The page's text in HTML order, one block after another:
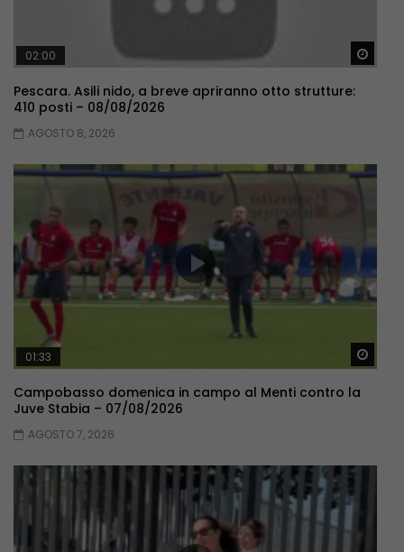
02:00
Pescara. Asili nido, a breve apriranno otto strutture:
410 posti – 08/08/2026
AGOSTO 8, 2026
01:33
Campobasso domenica in campo al Menti contro la
Juve Stabia – 07/08/2026
AGOSTO 7, 2026